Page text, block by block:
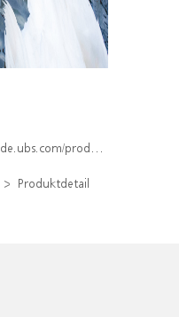
detail/index/isin/DE000WA6Q097
Produktdetail